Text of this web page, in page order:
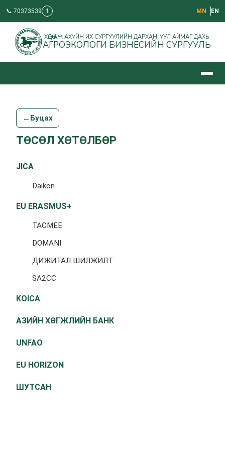
📞 70373539 f МN EN
ХӨДӨӨ АЖ АХУЙН ИХ СУРГУУЛИЙН ДАРХАН-УУЛ АЙМАГ ДАХЬ
АГРОЭКОЛОГИ БИЗНЕСИЙН СУРГУУЛЬ
← Буцах
ТӨСӨЛ ХӨТӨЛБӨР
JICA
Daikon
EU ERASMUS+
TACMEE
DOMANI
ДИЖИТАЛ ШИЛЖИЛТ
SA2CC
KOICA
АЗИЙН ХӨГЖЛИЙН БАНК
UNFAO
EU HORIZON
ШУТСАН